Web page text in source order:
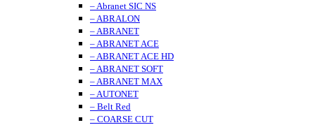
– Abranet SIC NS
– ABRALON
– ABRANET
– ABRANET ACE
– ABRANET ACE HD
– ABRANET SOFT
– ABRANET MAX
– AUTONET
– Belt Red
– COARSE CUT